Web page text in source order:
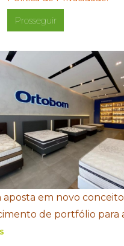
Prosseguir
na América Central
em novo
de portfólio para